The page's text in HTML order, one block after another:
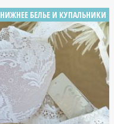
НИЖНЕЕ БЕЛЬЕ И КУПАЛЬНИКИ